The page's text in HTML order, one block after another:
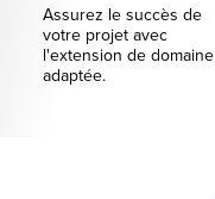
Assurez le succès de
votre projet avec
l'extension de domaine
adaptée.